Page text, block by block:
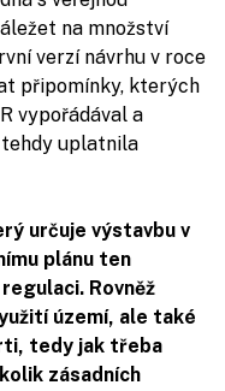
na množství
verzí návrhu v roce
připomínky, kterých
vypořádával a
uplatnila
určuje výstavbu v
plánu ten
Rovněž
území, ale také
tedy jak třeba
zásadních